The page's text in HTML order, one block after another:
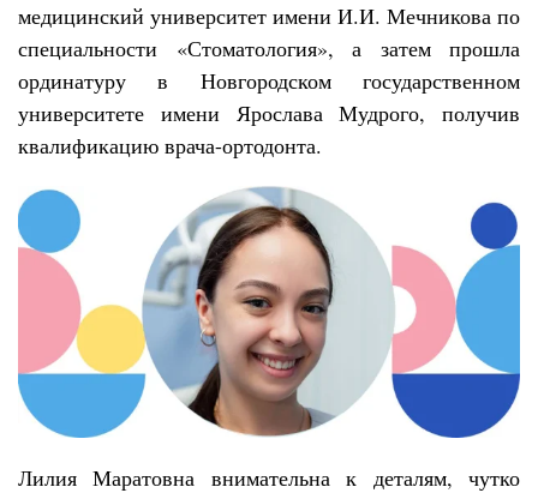
медицинский университет имени И.И. Мечникова по
специальности «Стоматология», а затем прошла
ординатуру в Новгородском государственном
университете имени Ярослава Мудрого, получив
квалификацию врача-ортодонта.
Лилия Маратовна внимательна к деталям, чутко